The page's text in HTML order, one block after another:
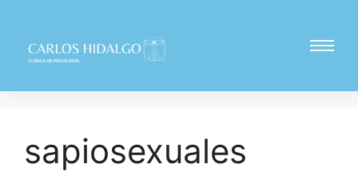
sapiosexuales